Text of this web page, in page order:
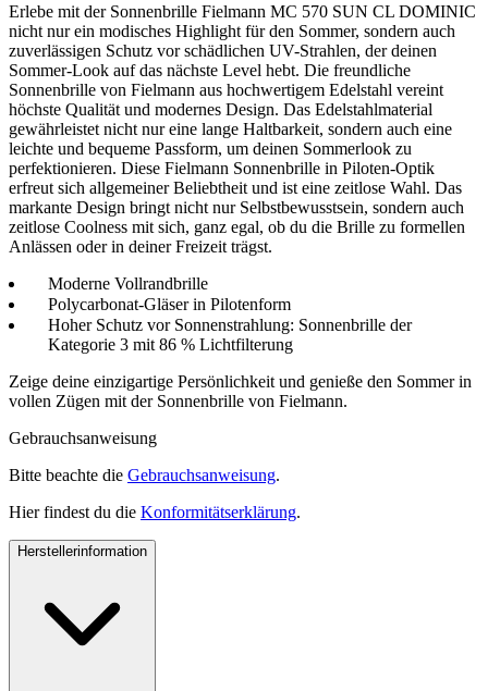
Erlebe mit der Sonnenbrille Fielmann MC 570 SUN CL DOMINIC
nicht nur ein modisches Highlight für den Sommer, sondern auch
zuverlässigen Schutz vor schädlichen UV-Strahlen, der deinen
Sommer-Look auf das nächste Level hebt. Die freundliche
Sonnenbrille von Fielmann aus hochwertigem Edelstahl vereint
höchste Qualität und modernes Design. Das Edelstahlmaterial
gewährleistet nicht nur eine lange Haltbarkeit, sondern auch eine
leichte und bequeme Passform, um deinen Sommerlook zu
perfektionieren. Diese Fielmann Sonnenbrille in Piloten-Optik
erfreut sich allgemeiner Beliebtheit und ist eine zeitlose Wahl. Das
markante Design bringt nicht nur Selbstbewusstsein, sondern auch
zeitlose Coolness mit sich, ganz egal, ob du die Brille zu formellen
Anlässen oder in deiner Freizeit trägst.
Moderne Vollrandbrille
Polycarbonat-Gläser in Pilotenform
Hoher Schutz vor Sonnenstrahlung: Sonnenbrille der
Kategorie 3 mit 86 % Lichtfilterung
Zeige deine einzigartige Persönlichkeit und genieße den Sommer in
vollen Zügen mit der Sonnenbrille von Fielmann.
Gebrauchsanweisung
Bitte beachte die Gebrauchsanweisung.
Hier findest du die Konformitätserklärung.
Herstellerinformation